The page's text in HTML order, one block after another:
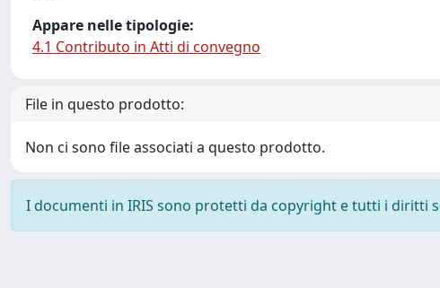
Appare nelle tipologie:
4.1 Contributo in Atti di convegno
File in questo prodotto:
Non ci sono file associati a questo prodotto.
I documenti in IRIS sono protetti da copyright e tutti i diritti